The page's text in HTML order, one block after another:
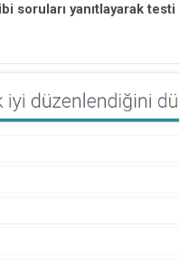
soruları yanıtlayarak